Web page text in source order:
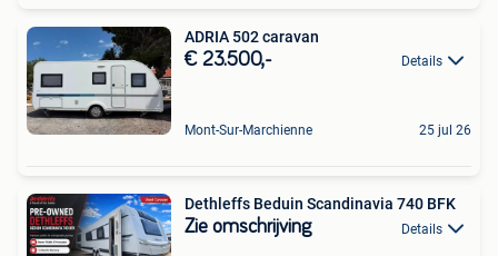
ADRIA 502 caravan
€ 23.500,- Details
Mont-Sur-Marchienne 25 jul 26
Dethleffs Beduin Scandinavia 740 BFK
Zie omschrijving Details